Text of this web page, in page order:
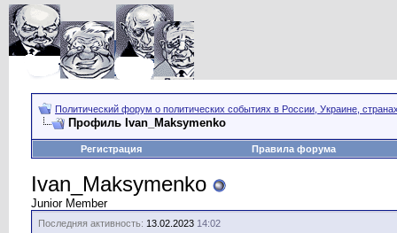
Политический форум о политических событиях в России, Украине,
Профиль Ivan_Maksymenko
Регистрация Правила форума
Ivan_Maksymenko
Junior Member
Последняя активность: 13.02.2023 14:02